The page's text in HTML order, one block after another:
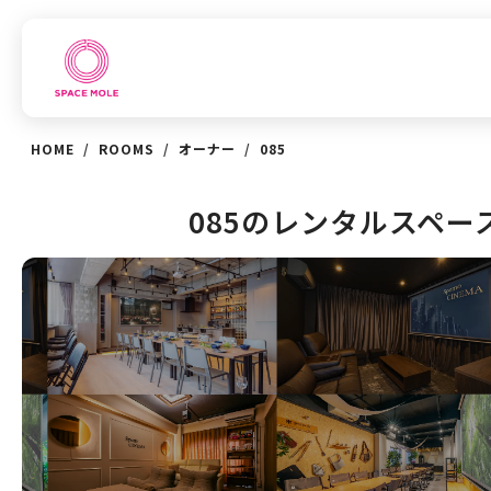
HOME / ROOMS / オーナー / 085
085のレンタルスペー